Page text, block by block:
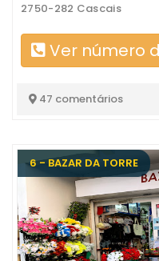
2750-282 Cascais
Ver número
47 comentários
6 - BAZAR DA TORRE